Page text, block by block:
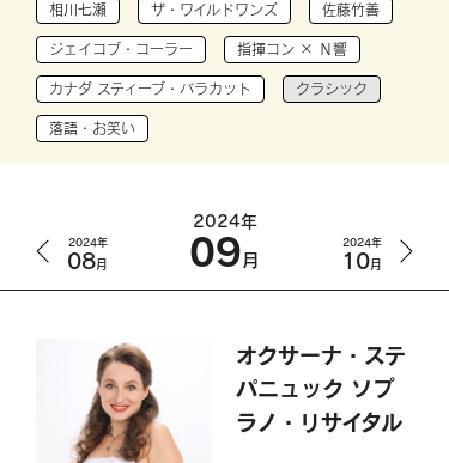
相川七瀬 ザ・ワイルドワンズ 佐藤竹善
ジェイコブ・コーラー 指揮コン × Ｎ響
カナダ スティーブ・バラカット クラシック
落語・お笑い
2024年
08月
2024年
09月
2024年
10月
オクサーナ・ステ
パニュック ソプ
ラノ・リサイタル